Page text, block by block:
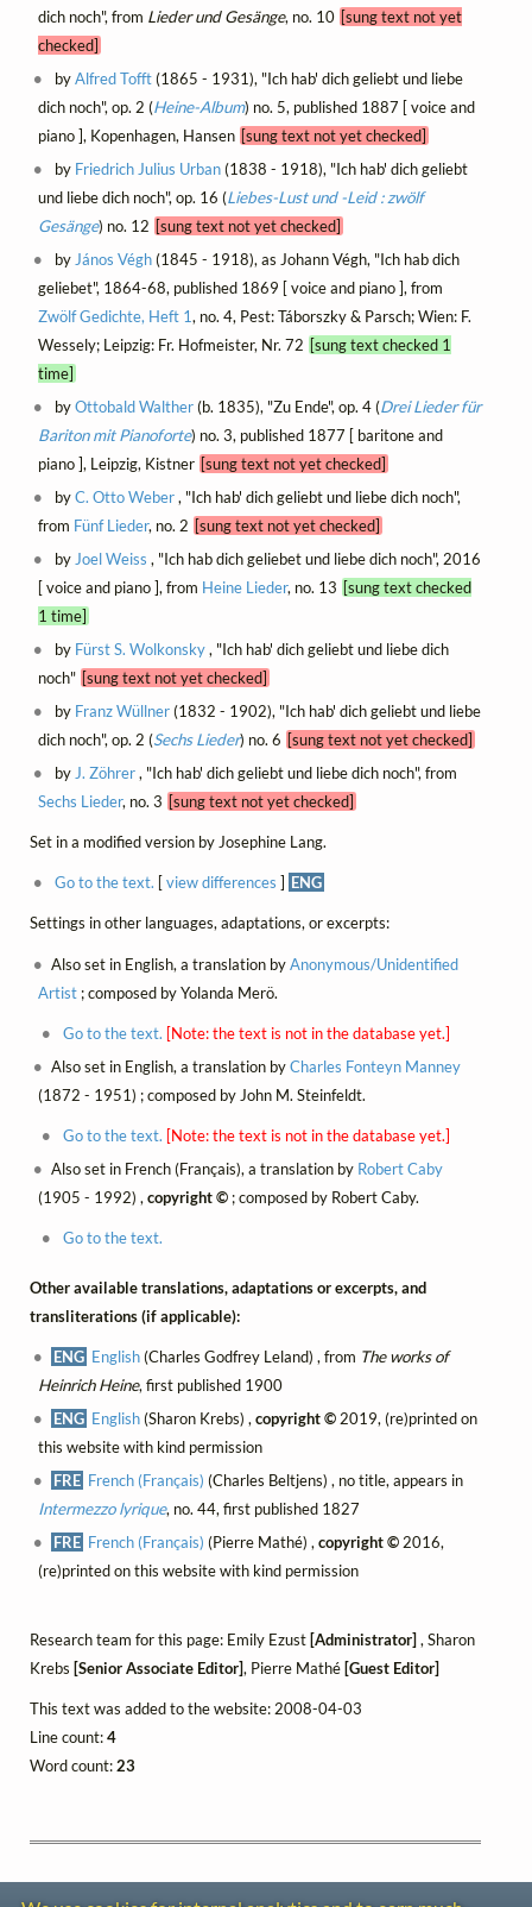
dich noch", from Lieder und Gesänge, no. 10 [sung text not yet
checked]
byAlfred Tofft(1865 - 1931), "Ich hab' dich geliebt und liebe
dich noch", op. 2 (Heine-Album) no. 5, published 1887 [ voice and
piano ], Kopenhagen, Hansen [sung text not yet checked]
by Friedrich Julius Urban(1838 - 1918), "Ich hab' dich geliebt
und liebe dich noch", op. 16 (Liebes-Lust und -Leid : zwölf
Gesänge) no. 12 [sung text not yet checked]
by János Végh(1845 - 1918), as Johann Végh, "Ich hab dich
geliebet", 1864-68, published 1869 [ voice and piano ], from
Zwölf Gedichte, Heft 1, no. 4, Pest: Táborszky & Parsch; Wien: F.
Wessely; Leipzig: Fr. Hofmeister, Nr. 72 [sung text checked 1
time]
byOttobald Walther(b. 1835), "Zu Ende", op. 4 (Drei Lieder für
Bariton mit Pianoforte) no. 3, published 1877 [ baritone and
piano ], Leipzig, Kistner [sung text not yet checked]
byC. Otto Weber, "Ich hab' dich geliebt und liebe dich noch",
from Fünf Lieder, no. 2 [sung text not yet checked]
by Joel Weiss , "Ich hab dich geliebet und liebe dich noch", 2016
[ voice and piano ], from Heine Lieder, no. 13 [sung text checked
1 time]
by Fürst S. Wolkonsky, "Ich hab' dich geliebt und liebe dich
noch" [sung text not yet checked]
by Franz Wüllner(1832 - 1902), "Ich hab' dich geliebt und liebe
dich noch", op. 2 (Sechs Lieder) no. 6 [sung text not yet checked]
by J. Zöhrer, "Ich hab' dich geliebt und liebe dich noch", from
Sechs Lieder, no. 3 [sung text not yet checked]
Set in a modified version by Josephine Lang.
Go to the text. [view differences ] ENG
Settings in other languages, adaptations, or excerpts:
Also set in English, a translation byAnonymous/Unidentified
Artist; composed by Yolanda Merö.
Go to the text. [Note: the text is not in the database yet.]
Also set in English, a translation byCharles Fonteyn Manney
(1872 - 1951) ; composed by John M. Steinfeldt.
Go to the text. [Note: the text is not in the database yet.]
Also set in French (Français), a translation by Robert Caby
(1905 - 1992) , copyright ©; composed by Robert Caby.
Go to the text.
Other available translations, adaptations or excerpts, and
transliterations (if applicable):
ENG English(Charles Godfrey Leland) , from The works of
Heinrich Heine, first published 1900
ENG English(Sharon Krebs) ,copyright © 2019, (re)printed on
this website with kind permission
FRE French (Français) (Charles Beltjens) , no title, appears in
Intermezzo lyrique, no. 44, first published 1827
FRE French (Français) (Pierre Mathé) ,copyright ©2016,
(re)printed on this website with kind permission
Research team for this page: Emily Ezust [Administrator] , Sharon
Krebs [Senior Associate Editor], Pierre Mathé [Guest Editor]
This text was added to the website: 2008-04-03
Line count:4
Word count:23